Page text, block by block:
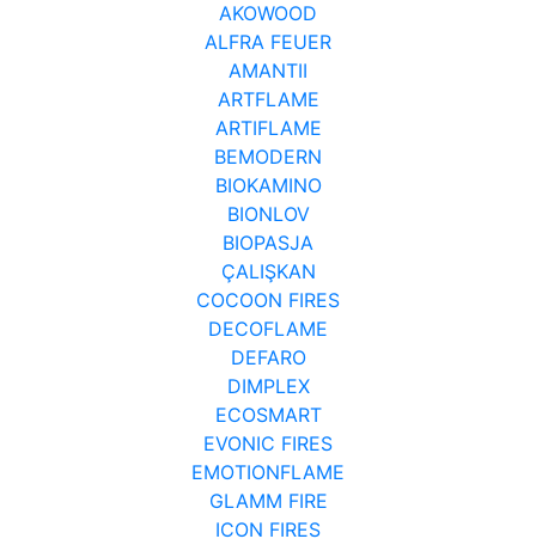
AKOWOOD
ALFRA FEUER
AMANTII
ARTFLAME
ARTIFLAME
BEMODERN
BIOKAMINO
BIONLOV
BIOPASJA
ÇALIŞKAN
COCOON FIRES
DECOFLAME
DEFARO
DIMPLEX
ECOSMART
EVONIC FIRES
EMOTIONFLAME
GLAMM FIRE
ICON FIRES